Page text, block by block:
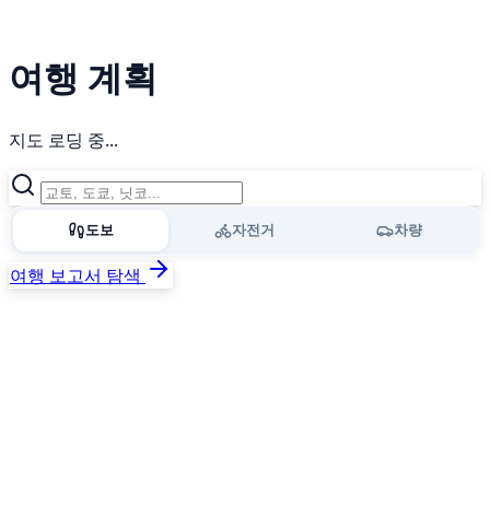
여행 계획
지도 로딩 중...
도보 자전거 차량
여행 보고서 탐색